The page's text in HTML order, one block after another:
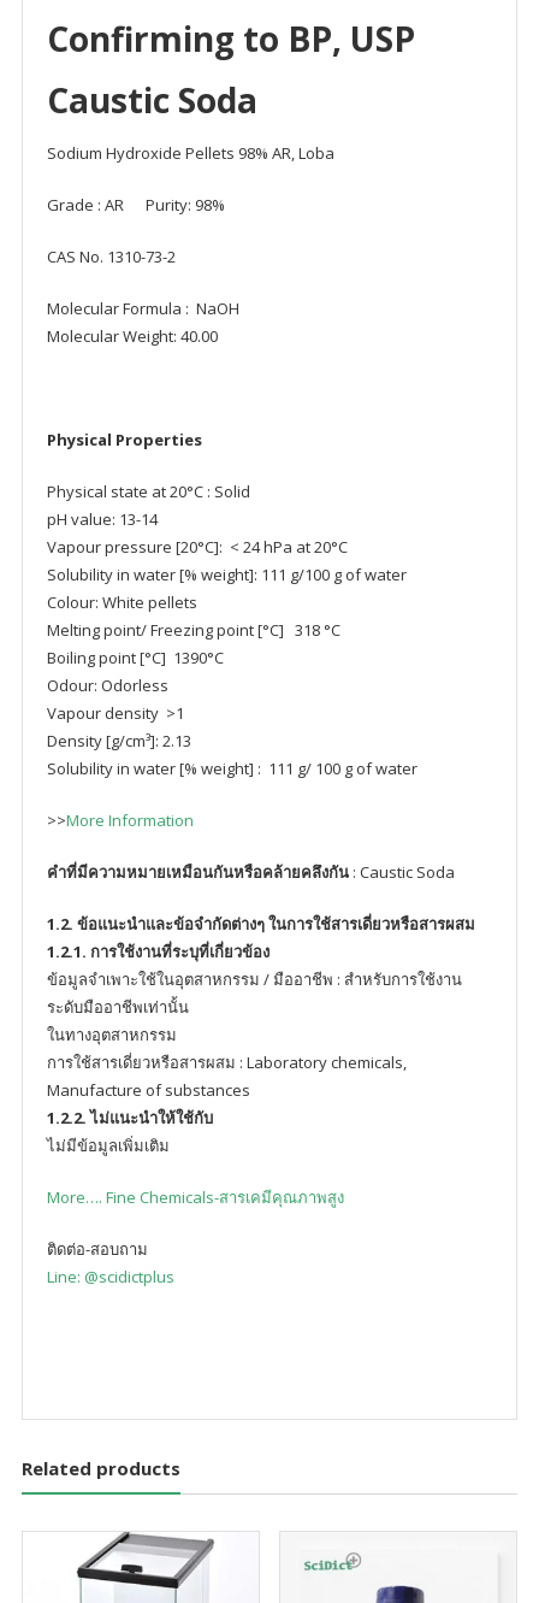
Confirming to BP, USP
Caustic Soda
Sodium Hydroxide Pellets 98% AR, Loba
Grade : AR Purity: 98%
CAS No. 1310-73-2
Molecular Formula : NaOH
Molecular Weight: 40.00
Physical Properties
Physical state at 20°C : Solid
pH value: 13-14
Vapour pressure [20°C]: < 24 hPa at 20°C
Solubility in water [% weight]: 111 g/100 g of water
Colour: White pellets
Melting point/ Freezing point [°C] 318 °C
Boiling point [°C] 1390°C
Odour: Odorless
Vapour density >1
Density [g/cm³]: 2.13
Solubility in water [% weight] : 111 g/ 100 g of water
>>More Information
คำที่มีความหมายเหมือนกันหรือคล้ายคลึงกัน: Caustic Soda
1.2. ข้อแนะนำและข้อจำกัดต่างๆ ในการใช้สารเดี่ยวหรือสารผสม
1.2.1. การใช้งานที่ระบุที่เกี่ยวข้อง
ข้อมูลจำเพาะใช้ในอุตสาหกรรม / มืออาชีพ : สําหรับการใช้งาน
ระดับมืออาชีพเท่านั้น
ในทางอุตสาหกรรม
การใช้สารเดี่ยวหรือสารผสม : Laboratory chemicals,
Manufacture of substances
1.2.2. ไม่แนะนำให้ใช้กับ
ไม่มีข้อมูลเพิ่มเติม
More…. Fine Chemicals-สารเคมีคุณภาพสูง
ติดต่อ-สอบถาม
Line: @scidictplus
Related products